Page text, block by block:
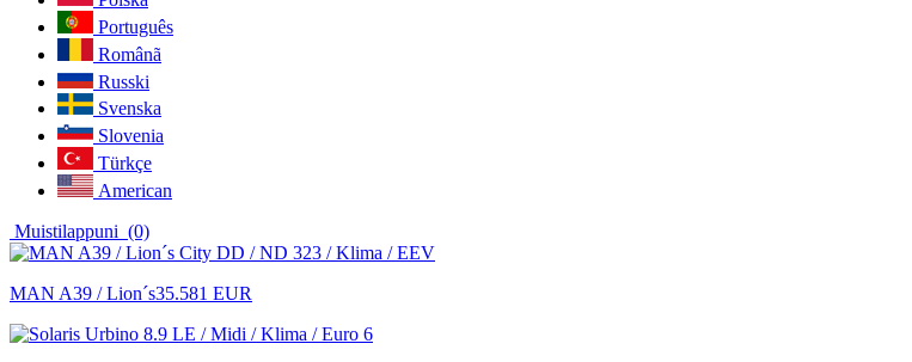
Português
Românã
Russki
Svenska
Slovenia
Türkçe
American
Muistilappuni (0)
MAN A39 / Lion´s35.581 EUR